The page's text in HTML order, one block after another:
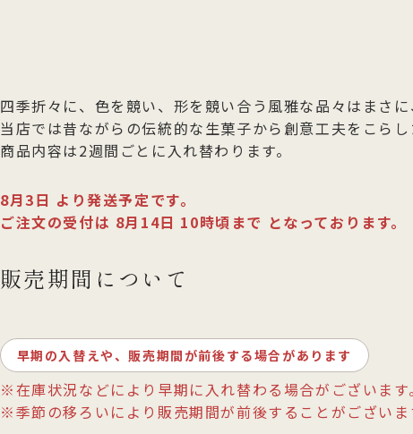
四季折々に、色を競い、形を競い合う風雅な品々はまさに
当店では昔ながらの伝統的な生菓子から創意工夫をこら
商品内容は2週間ごとに入れ替わります。
8月3日 より発送予定です。
ご注文の受付は 8月14日 10時頃まで となっております。
販売期間について
早期の入替えや、販売期間が前後する場合があります
※在庫状況などにより早期に入れ替わる場合がございます。
※季節の移ろいにより販売期間が前後することがございま